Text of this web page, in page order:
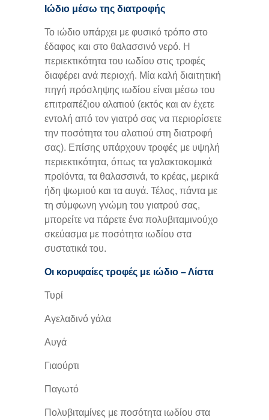
Ιώδιο μέσω της διατροφής
Το ιώδιο υπάρχει με φυσικό τρόπο στο
έδαφος και στο θαλασσινό νερό. Η
περιεκτικότητα του ιωδίου στις τροφές
διαφέρει ανά περιοχή. Μία καλή διαιτητική
πηγή πρόσληψης ιωδίου είναι μέσω του
επιτραπέζιου αλατιού (εκτός και αν έχετε
εντολή από τον γιατρό σας να περιορίσετε
την ποσότητα του αλατιού στη διατροφή
σας). Επίσης υπάρχουν τροφές με υψηλή
περιεκτικότητα, όπως τα γαλακτοκομικά
προϊόντα, τα θαλασσινά, το κρέας, μερικά
ήδη ψωμιού και τα αυγά. Τέλος, πάντα με
τη σύμφωνη γνώμη του γιατρού σας,
μπορείτε να πάρετε ένα πολυβιταμινούχο
σκεύασμα με ποσότητα ιωδίου στα
συστατικά του.
Οι κορυφαίες τροφές με ιώδιο – Λίστα
Τυρί
Αγελαδινό γάλα
Αυγά
Γιαούρτι
Παγωτό
Πολυβιταμίνες με ποσότητα ιωδίου στα